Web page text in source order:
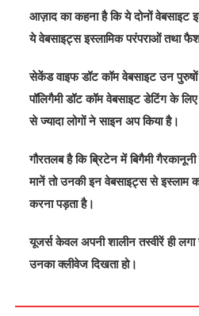
आज़ाद का कहना है कि ये दोनों वेबसाइट
ये वेबसाइट्स इस्‍लामिक परंपराओं तथा
सेकेंड वाइफ डॉट कॉम वेबसाइट उन पुरुषों
पॉलिगैमी डॉट कॉम वेबसाइट डेटिंग के
से ज्‍यादा लोगों ने साइन अप किया है।
गौरतलब है कि ब्रिटेन में बिगैमी
मानें तो उनकी इन वेबसाइट्स से इस्‍लाम
करना पड़ता है।
यूजर्स केवल अपनी शालीन तस्‍वीरें ही
उनका क्‍लीवेज दिखता हो।